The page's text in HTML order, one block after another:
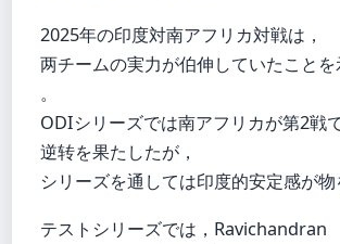
2025年の印度対南アフリカ対戦は，
两チームの実力が伯伸していたことを
。
ODIシリーズでは南アフリカが第2戦
逆转を果たしたが，
シリーズを通しては印度的安定感が物
テストシリーズでは，Ravichandran